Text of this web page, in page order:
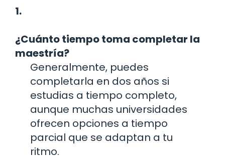
1.
¿Cuánto tiempo toma completar la
maestría?
Generalmente, puedes
completarla en dos años si
estudias a tiempo completo,
aunque muchas universidades
ofrecen opciones a tiempo
parcial que se adaptan a tu
ritmo.